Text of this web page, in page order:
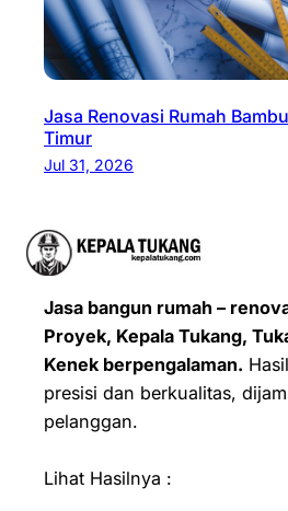
Jasa Renovasi Rumah
Timur
Jul 31, 2026
Jasa bangun rumah –
Proyek, Kepala Tukang,
Kenek berpengalaman.
presisi dan berkualitas,
pelanggan.
Lihat Hasilnya :